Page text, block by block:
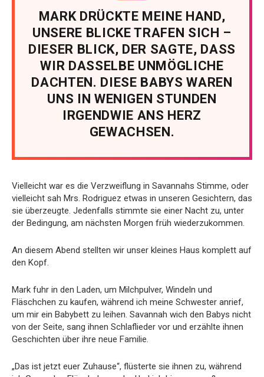
MARK DRÜCKTE MEINE HAND,
UNSERE BLICKE TRAFEN SICH –
DIESER BLICK, DER SAGTE, DASS
WIR DASSELBE UNMÖGLICHE
DACHTEN. DIESE BABYS WAREN
UNS IN WENIGEN STUNDEN
IRGENDWIE ANS HERZ
GEWACHSEN.
Vielleicht war es die Verzweiflung in Savannahs Stimme, oder
vielleicht sah Mrs. Rodriguez etwas in unseren Gesichtern, das
sie überzeugte. Jedenfalls stimmte sie einer Nacht zu, unter
der Bedingung, am nächsten Morgen früh wiederzukommen.
An diesem Abend stellten wir unser kleines Haus komplett auf
den Kopf.
Mark fuhr in den Laden, um Milchpulver, Windeln und
Fläschchen zu kaufen, während ich meine Schwester anrief,
um mir ein Babybett zu leihen. Savannah wich den Babys nicht
von der Seite, sang ihnen Schlaflieder vor und erzählte ihnen
Geschichten über ihre neue Familie.
„Das ist jetzt euer Zuhause“, flüsterte sie ihnen zu, während